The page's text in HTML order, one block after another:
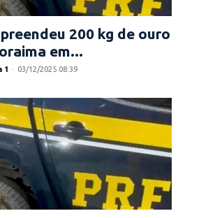
200 kg de ouro
em...
1 - 03/12/2025 08:39